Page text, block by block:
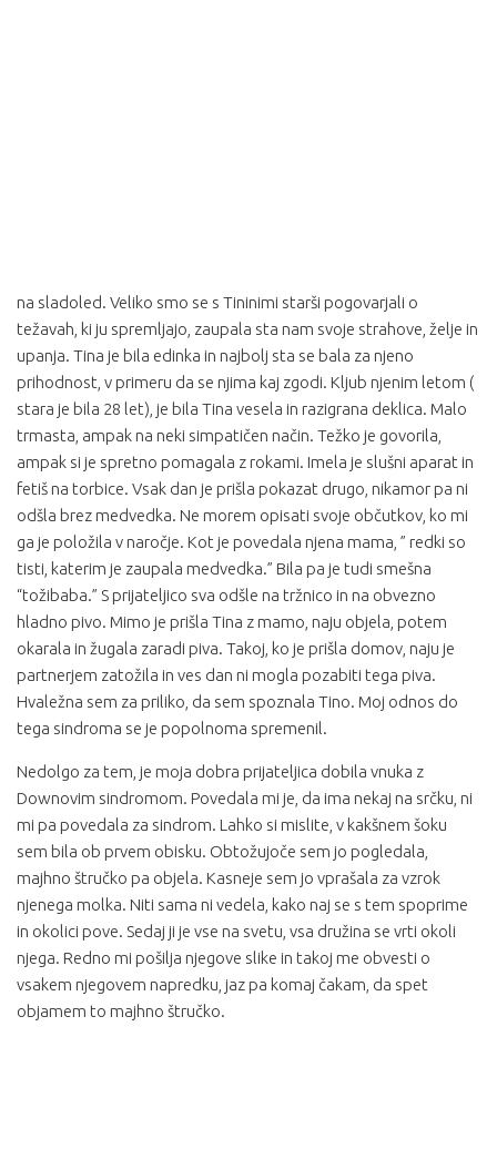
na sladoled. Veliko smo se s Tininimi starši pogovarjali o
težavah, ki ju spremljajo, zaupala sta nam svoje strahove, želje in
upanja. Tina je bila edinka in najbolj sta se bala za njeno
prihodnost, v primeru da se njima kaj zgodi. Kljub njenim letom (
stara je bila 28 let), je bila Tina vesela in razigrana deklica. Malo
trmasta, ampak na neki simpatičen način. Težko je govorila,
ampak si je spretno pomagala z rokami. Imela je slušni aparat in
fetiš na torbice. Vsak dan je prišla pokazat drugo, nikamor pa ni
odšla brez medvedka. Ne morem opisati svoje občutkov, ko mi
ga je položila v naročje. Kot je povedala njena mama, ” redki so
tisti, katerim je zaupala medvedka.” Bila pa je tudi smešna
“tožibaba.” S prijateljico sva odšle na tržnico in na obvezno
hladno pivo. Mimo je prišla Tina z mamo, naju objela, potem
okarala in žugala zaradi piva. Takoj, ko je prišla domov, naju je
partnerjem zatožila in ves dan ni mogla pozabiti tega piva.
Hvaležna sem za priliko, da sem spoznala Tino. Moj odnos do
tega sindroma se je popolnoma spremenil.
Nedolgo za tem, je moja dobra prijateljica dobila vnuka z
Downovim sindromom. Povedala mi je, da ima nekaj na srčku, ni
mi pa povedala za sindrom. Lahko si mislite, v kakšnem šoku
sem bila ob prvem obisku. Obtožujoče sem jo pogledala,
majhno štručko pa objela. Kasneje sem jo vprašala za vzrok
njenega molka. Niti sama ni vedela, kako naj se s tem spoprime
in okolici pove. Sedaj ji je vse na svetu, vsa družina se vrti okoli
njega. Redno mi pošilja njegove slike in takoj me obvesti o
vsakem njegovem napredku, jaz pa komaj čakam, da spet
objamem to majhno štručko.